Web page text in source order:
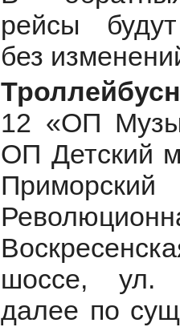
рейсы
без
12 «ОП
ОП Детский
шоссе, ул.
далее по